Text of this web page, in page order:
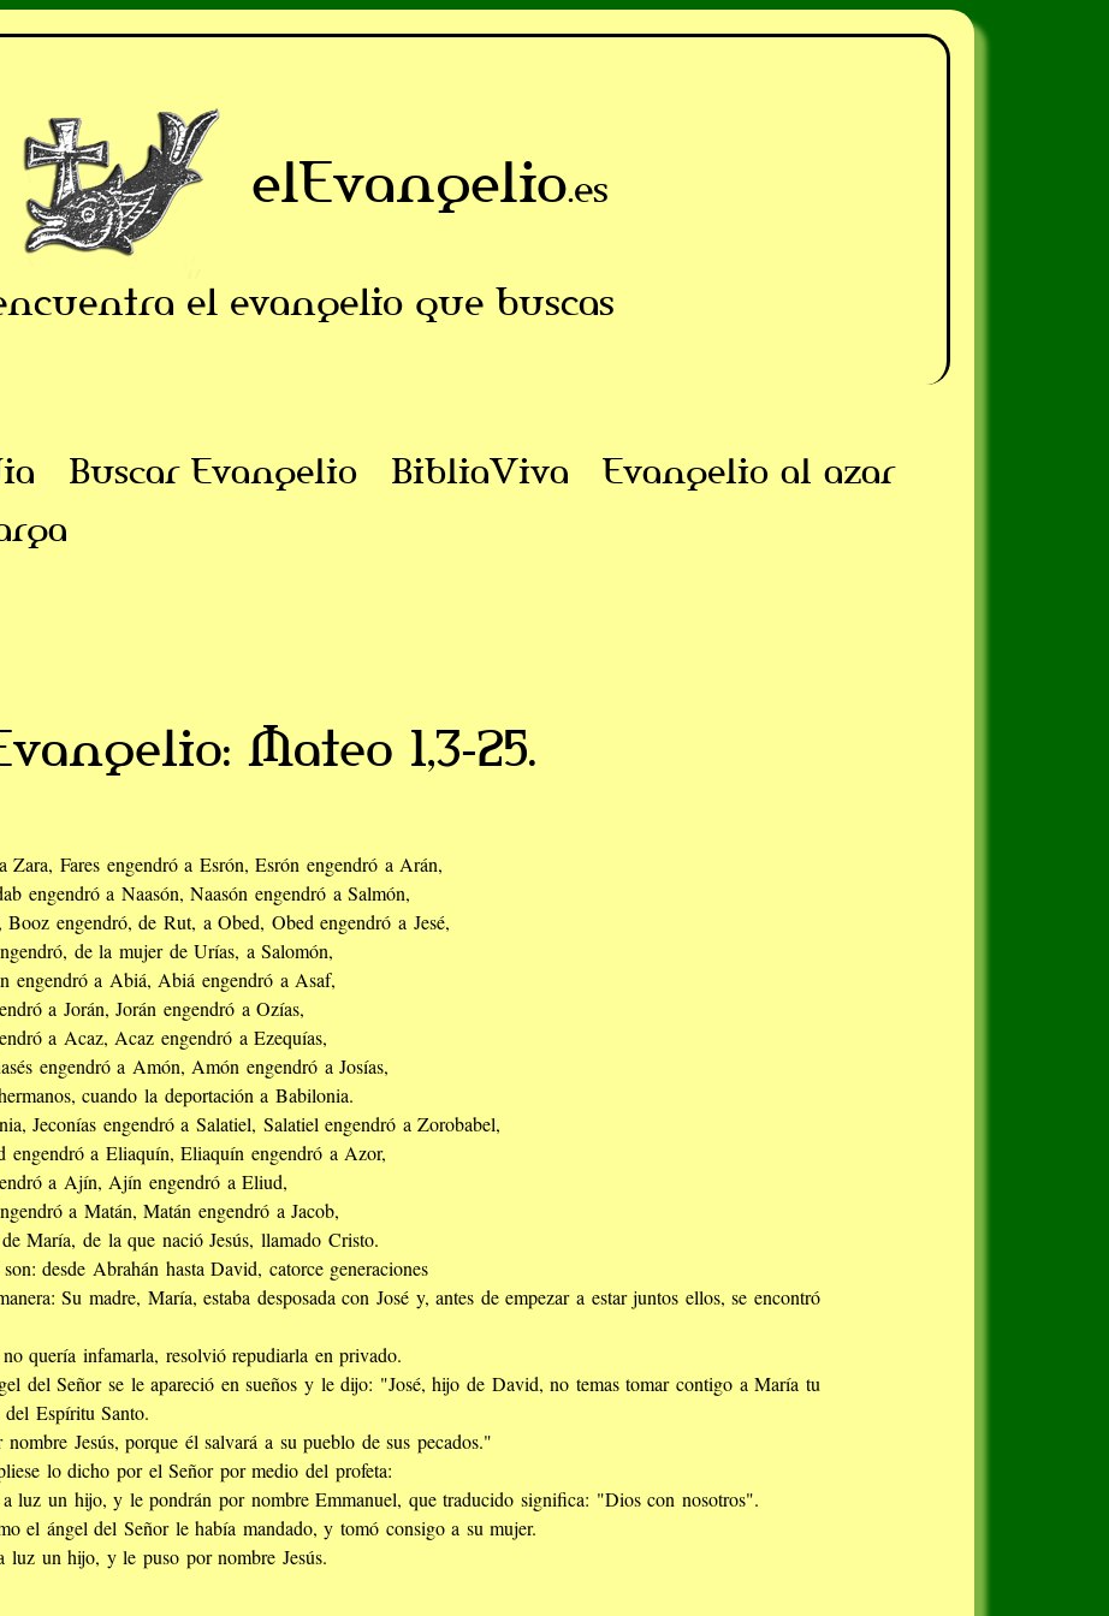
elEvangelio.es
el evangelio que buscas
Buscar Evangelio BibliaViva
Evangelio al azar
Mateo 1,3-25.
Zara, Fares engendró a Esrón, Esrón engendró a Arán,
engendró a Naasón, Naasón engendró a Salmón,
engendró, de Rut, a Obed, Obed engendró a Jesé,
de la mujer de Urías, a Salomón,
engendró a Abiá, Abiá engendró a Asaf,
a Jorán, Jorán engendró a Ozías,
a Acaz, Acaz engendró a Ezequías,
engendró a Amón, Amón engendró a Josías,
cuando la deportación a Babilonia.
Jeconías engendró a Salatiel, Salatiel engendró a Zorobabel,
a Eliaquín, Eliaquín engendró a Azor,
a Ajín, Ajín engendró a Eliud,
a Matán, Matán engendró a Jacob,
María, de la que nació Jesús, llamado Cristo.
desde Abrahán hasta David, catorce generaciones
Su madre, María, estaba desposada con José y, antes de empezar a estar juntos ellos, se encontró
quería infamarla, resolvió repudiarla en privado.
del Señor se le apareció en sueños y le dijo: "José, hijo de David, no temas tomar contigo a María tu
Espíritu Santo.
Jesús, porque él salvará a su pueblo de sus pecados."
lo dicho por el Señor por medio del profeta:
luz un hijo, y le pondrán por nombre Emmanuel, que traducido significa: "Dios con nosotros".
el ángel del Señor le había mandado, y tomó consigo a su mujer.
un hijo, y le puso por nombre Jesús.